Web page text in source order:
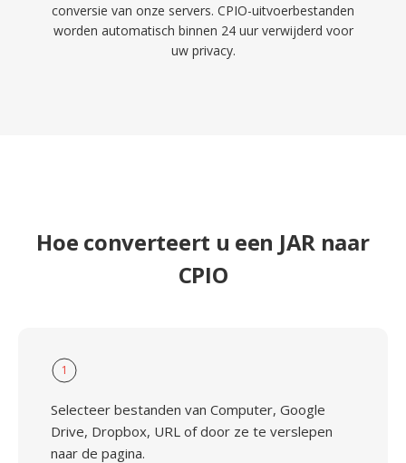
conversie van onze servers. CPIO-uitvoerbestanden
worden automatisch binnen 24 uur verwijderd voor
uw privacy.
Hoe converteert u een JAR naar
CPIO
1
Selecteer bestanden van Computer, Google
Drive, Dropbox, URL of door ze te verslepen
naar de pagina.